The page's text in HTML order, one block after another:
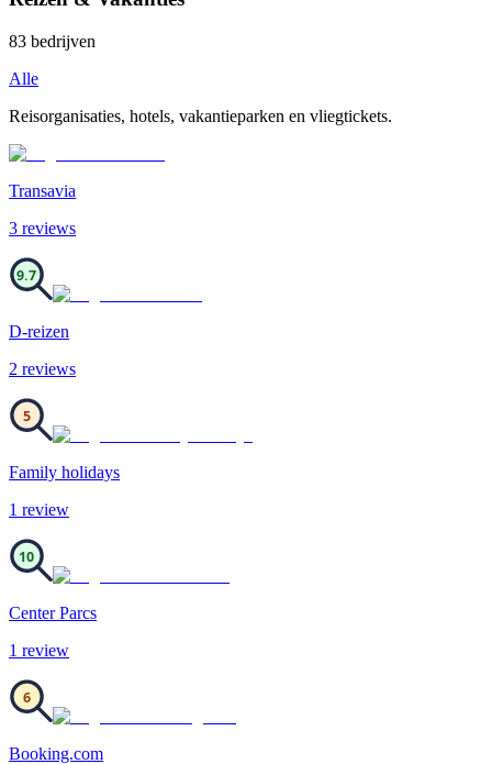
83 bedrijven
Alle
Reisorganisaties, hotels, vakantieparken en vliegtickets.
Transavia
3 reviews
9.7
D-reizen
2 reviews
5
Family holidays
1 review
10
Center Parcs
1 review
6
Booking.com